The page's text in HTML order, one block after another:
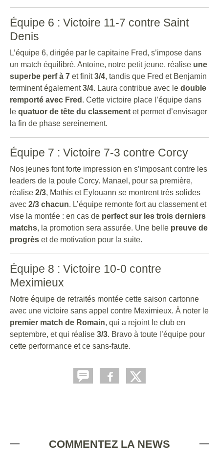
Équipe 6 : Victoire 11-7 contre Saint
Denis
L’équipe 6, dirigée par le capitaine Fred, s’impose dans
un match équilibré. Antoine, notre petit jeune, réalise une
superbe perf à 7 et finit3/4, tandis que Fred et Benjamin
terminent également3/4. Laura contribue avec le double
remporté avec Fred . Cette victoire place l’équipe dans
le quatuor de tête du classement et permet d’envisager
la fin de phase sereinement.
Équipe 7 : Victoire 7-3 contre Corcy
Nos jeunes font forte impression en s’imposant contre les
leaders de la poule Corcy. Manael, pour sa première,
réalise 2/3, Mathis et Eylouann se montrent très solides
avec 2/3 chacun. L’équipe remonte fort au classement et
vise la montée : en cas de perfect sur les trois derniers
matchs, la promotion sera assurée. Une belle preuve de
progrès et de motivation pour la suite.
Équipe 8 : Victoire 10-0 contre
Meximieux
Notre équipe de retraités montée cette saison cartonne
avec une victoire sans appel contre Meximieux. À noter le
premier match de Romain, qui a rejoint le club en
septembre, et qui réalise 3/3. Bravo à toute l’équipe pour
cette performance et ce sans-faute.
COMMENTEZ LA NEWS